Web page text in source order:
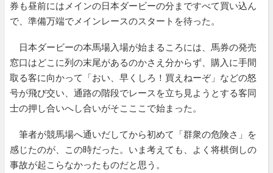
券も昼前にはメインの日本ダービーの分まですべて買い込ん
で、準備万端でメインレースのスタートを待った。
日本ダービーの本馬場入場が始まるころには、馬券の発売
窓口はどこに列の末尾があるのかさえ分からず、購入に手間
取る客に向かって「おい、早くしろ！買えねーぞ」などの怒
号が飛び交い、通路の階段でレースを立ち見ようとする客同
士の押し合いへし合いがそこここで始まった。
筆者が競馬場へ通いだしてから初めて「群衆の危険さ」を
感じたのが、この時だった。いま考えても、よく将棋倒しの
事故が起こらなかったものだと思う。